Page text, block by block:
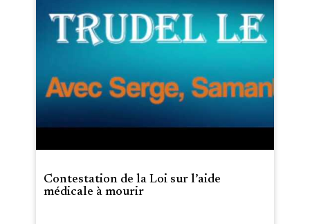
Contestation de la Loi sur l’aide
médicale à mourir